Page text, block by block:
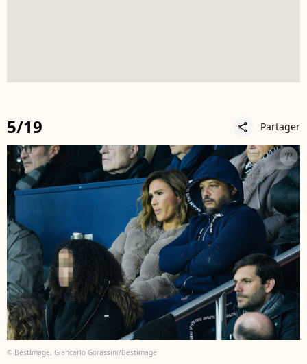
5/19 share Partager
© BestImage, Giancarlo Gorassini/Bestimage